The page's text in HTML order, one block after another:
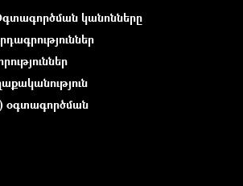
կանոնները
օգտագործման